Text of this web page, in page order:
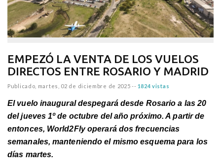
EMPEZÓ LA VENTA DE LOS VUELOS
DIRECTOS ENTRE ROSARIO Y MADRID
Publicado, martes, 02 de diciembre de 2025 -- 1824 vistas
El vuelo inaugural despegará desde Rosario a las 20
del jueves 1º de octubre del año próximo. A partir de
entonces, World2Fly operará dos frecuencias
semanales, manteniendo el mismo esquema para los
días martes.